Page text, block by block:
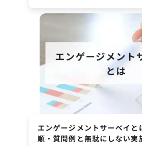
エンゲージメントサーベイと
順・質問例と無駄にしない実